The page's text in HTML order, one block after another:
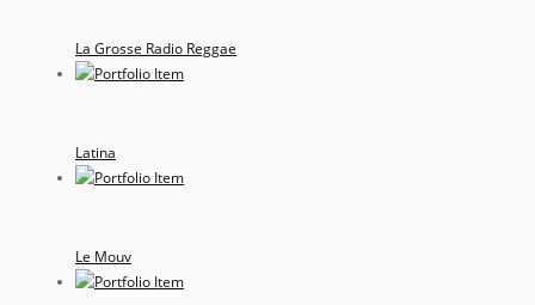
La Grosse Radio Reggae
Latina
Le Mouv